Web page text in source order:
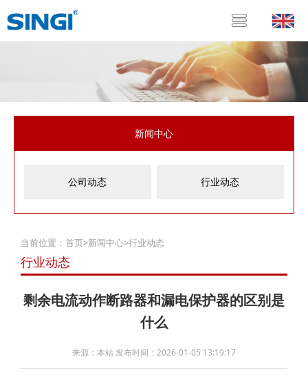
新闻中心
公司动态 行业动态
当前位置： 首页>新闻中心>行业动态
行业动态
剩余电流动作断路器和漏电保护器的区别是
什么
来源：本站 发布时间：2026-01-05 13:19:17